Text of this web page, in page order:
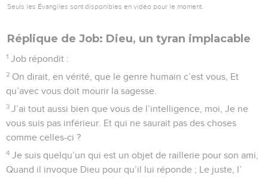
Seuls les Évangiles sont disponibles en vidéo pour le moment.
Réplique de Job: Dieu, un tyran implacable
1 Job répondit :
2 On dirait, en vérité, que le genre humain c’est vous, Et
qu’avec vous doit mourir la sagesse.
3 J’ai tout aussi bien que vous de l’intelligence, moi, Je ne
vous suis pas inférieur. Et qui ne saurait pas des choses
comme celles-ci ?
4 Je suis quelqu’un qui est un objet de raillerie pour son ami,
Quand il invoque Dieu pour qu’il lui réponde ; Le juste, l’